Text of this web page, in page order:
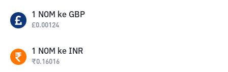
1 NOM ke GBP
£0.00124
1 NOM ke INR
₹0.16016